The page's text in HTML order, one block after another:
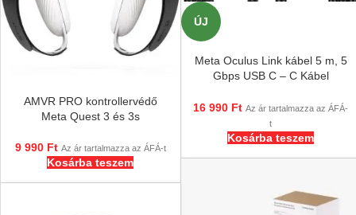
ÚJ
Meta Oculus Link kábel 5 m, 5
Gbps USB C – C Kábel
16 990 Ft Az ár tartalmazza az ÁFÁ-
t
Kosárba teszem
AMVR PRO kontrollervédő
Meta Quest 3 és 3s
9 990 Ft Az ár tartalmazza az ÁFÁ-t
Kosárba teszem